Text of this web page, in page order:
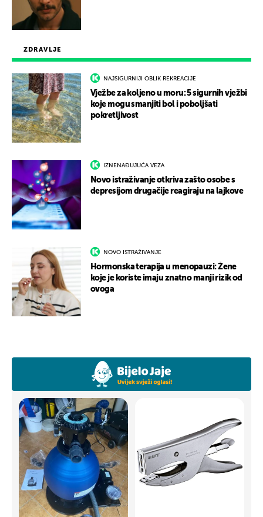
ZDRAVLJE
NAJSIGURNIJI OBLIK REKREACIJE
Vježbe za koljeno u moru: 5 sigurnih vježbi
koje mogu smanjiti bol i poboljšati
pokretljivost
IZNENAĐUJUĆA VEZA
Novo istraživanje otkriva zašto osobe s
depresijom drugačije reagiraju na lajkove
NOVO ISTRAŽIVANJE
Hormonska terapija u menopauzi: Žene
koje je koriste imaju znatno manji rizik od
ovoga